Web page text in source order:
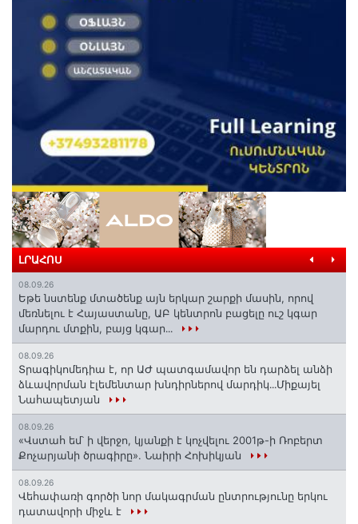
ԼՐԱՀՈՍ
08.09.26
Եթե նստենք մտածենք այն երկար շարքի մասին, որով
մեռնելու է Հայաստանը, ԱԲ կենտրոն բացելը ուշ կգար
մարդու մտքին, բայց կգար․․․
08.09.26
Տրագիկոմեդիա է, որ ԱԺ պատգամավոր են դարձել անձի
ձևավորման էլեմենտար խնդիրներով մարդիկ․․․Միքայել
Նահապետյան
08.09.26
«Վստահ եմ՝ ի վերջո, կյանքի է կոչվելու 2001թ-ի Ռոբերտ
Քոչարյանի ծրագիրը». Նաիրի Հոխիկյան
08.09.26
Վեհափառի գործի նոր մակագրման ընտրությունը երկու
դատավորի միջև է